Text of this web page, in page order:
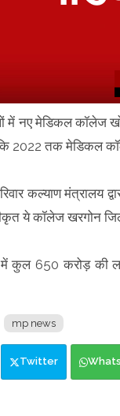
नए मेडिकल कॉलेज
कि 2022 तक मेडिकल
कल्याण
ये कॉलेज खरगोन
कुल 650 करोड़ की
mp news
Twitter